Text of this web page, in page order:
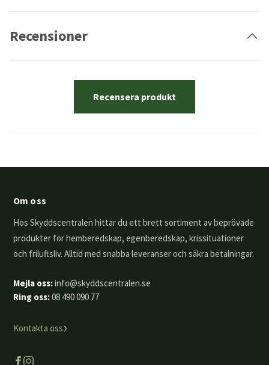
Recensioner
Recensera produkt
Om oss
Hos Skyddscentralen hittar du ett brett sortiment av beprövade
produkter för hemberedskap, egenberedskap, krissituationer
och friluftsliv. Alltid med snabba leveranser och säkra betalningar.
Mejla oss:info@skyddscentralen.se
Ring oss:08 490 090 77
Kontakta oss›